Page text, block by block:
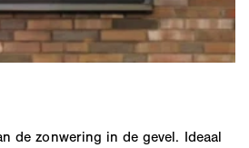
de zonwering in de gevel. Ideaal